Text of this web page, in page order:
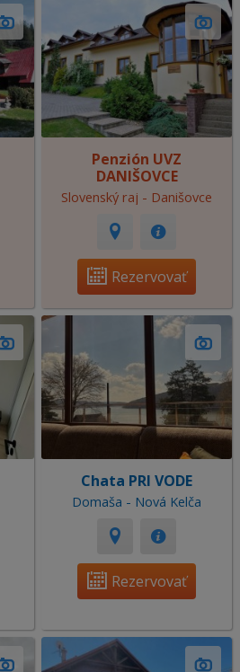
Penzión UVZ
DANIŠOVCE
Slovenský raj - Danišovce
Rezervovať
Chata PRI VODE
Domaša - Nová Kelča
Rezervovať